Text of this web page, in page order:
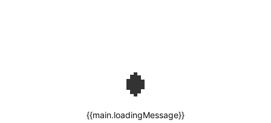
{{main.loadingMessage}}